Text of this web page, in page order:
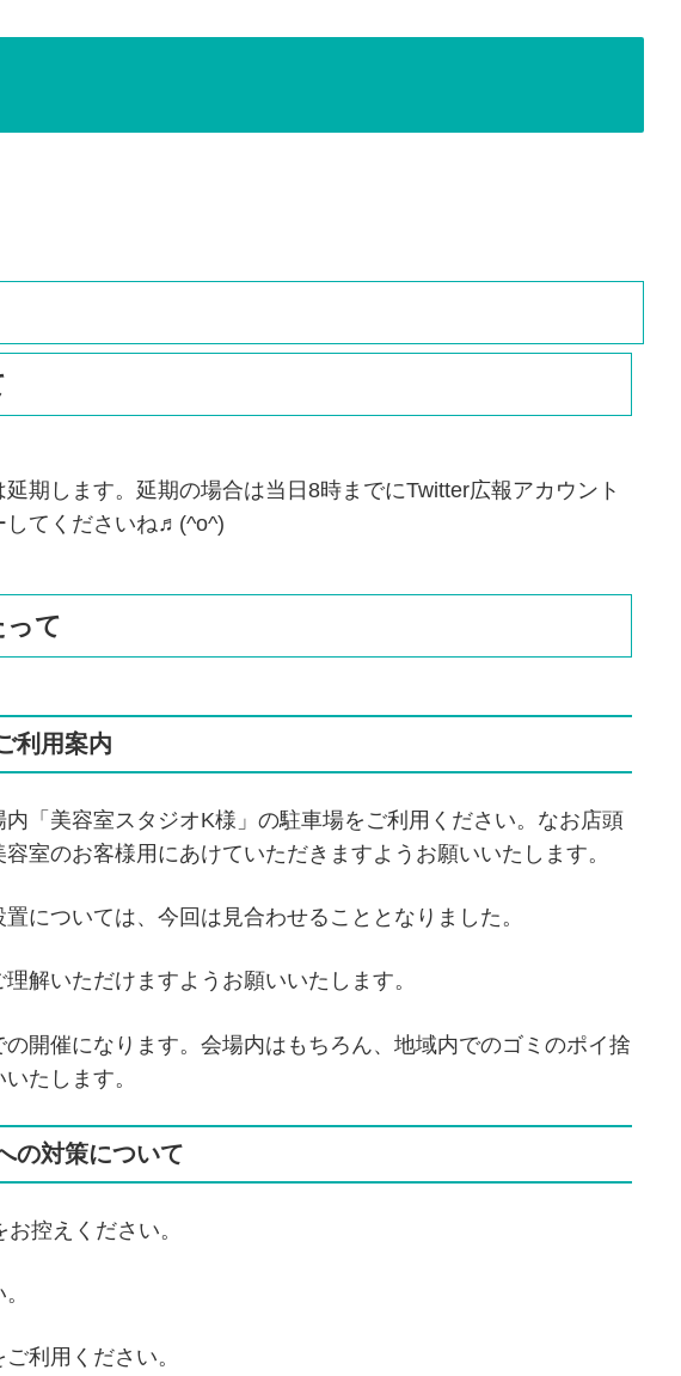
期します。延期の場合は当日8時までにTwitter広報アカウント
してくださいね♬(^o^)
って
利用案内
「美容室スタジオK様」の駐車場をご利用ください。なお店頭
室のお客様用にあけていただきますようお願いいたします。
については、今回は見合わせることとなりました。
解いただけますようお願いいたします。
開催になります。会場内はもちろん、地域内でのゴミのポイ捨
たします。
の対策について
控えください。
利用ください。